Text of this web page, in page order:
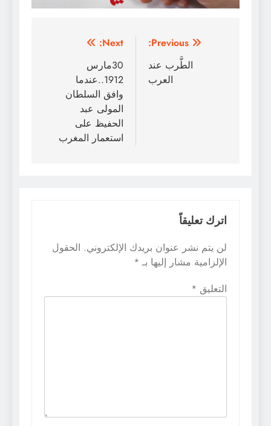
تصفّح
المقالات
Previous:
الطَّرب عند
العرب
Next:
30مارس
1912..عندما
وافق السلطان
المولى عبد
الحفيظ على
استعمار المغرب
اترك تعليقاً
لن يتم نشر عنوان بريدك الإلكتروني. الحقول
الإلزامية مشار إليها بـ *
التعليق *